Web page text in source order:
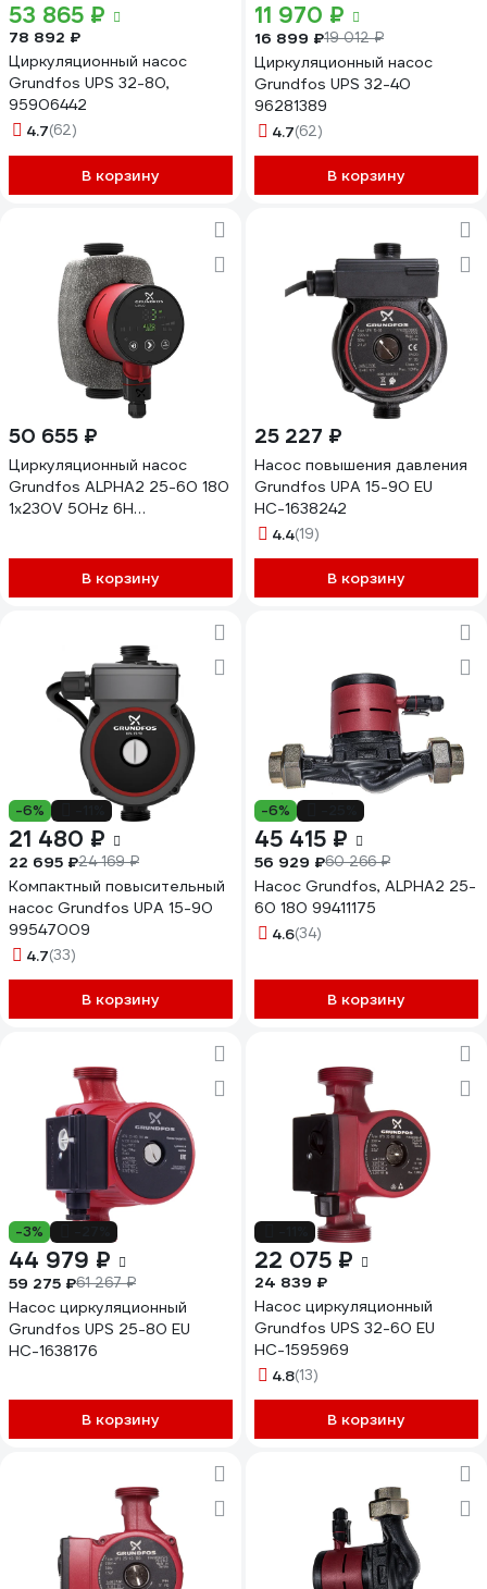
53 865 ₽
78 892 ₽
Циркуляционный насос
Grundfos UPS 32-80,
95906442
4.7(62)
В корзину
11 970 ₽
16 899 ₽19 012 ₽
Циркуляционный насос
Grundfos UPS 32-40
96281389
4.7(62)
В корзину
50 655 ₽
Циркуляционный насос
Grundfos ALPHA2 25-60 180
1x230V 50Hz 6H
В корзину
25 227 ₽
Насос повышения давления
Grundfos UPA 15-90 EU
НС-1638242
4.4(19)
В корзину
-6%
21 480 ₽
22 695 ₽24 169 ₽
Компактный повысительный
насос Grundfos UPA 15-90
99547009
4.7(33)
В корзину
-6%
45 415 ₽
56 929 ₽60 266 ₽
Насос Grundfos, ALPHA2 25-
60 180 99411175
4.6(34)
В корзину
-3%
44 979 ₽
59 275 ₽61 267 ₽
Насос циркуляционный
Grundfos UPS 25-80 EU
НС-1638176
В корзину
22 075 ₽
24 839 ₽
Насос циркуляционный
Grundfos UPS 32-60 EU
НС-1595969
4.8(13)
В корзину